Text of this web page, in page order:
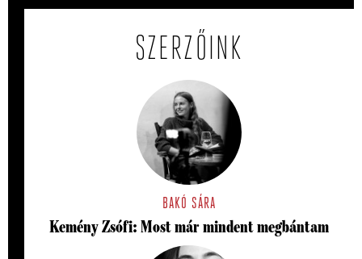
SZERZŐINK
BAKÓ SÁRA
Kemény Zsófi: Most már mindent megbántam